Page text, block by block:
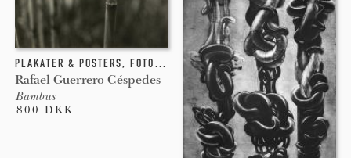
online. Beautons plakater er trykt med high-grade
pigmenteret blæk på den højeste kvalitets kunstpapir.
Plakater som holder i generationer og som holder sine
stærke farver samt ikke falmer eller bliver gule.
PLAKATER & POSTERS, FOTOGRAFI
Rafael Guerrero Céspedes
Bambus
800 DKK